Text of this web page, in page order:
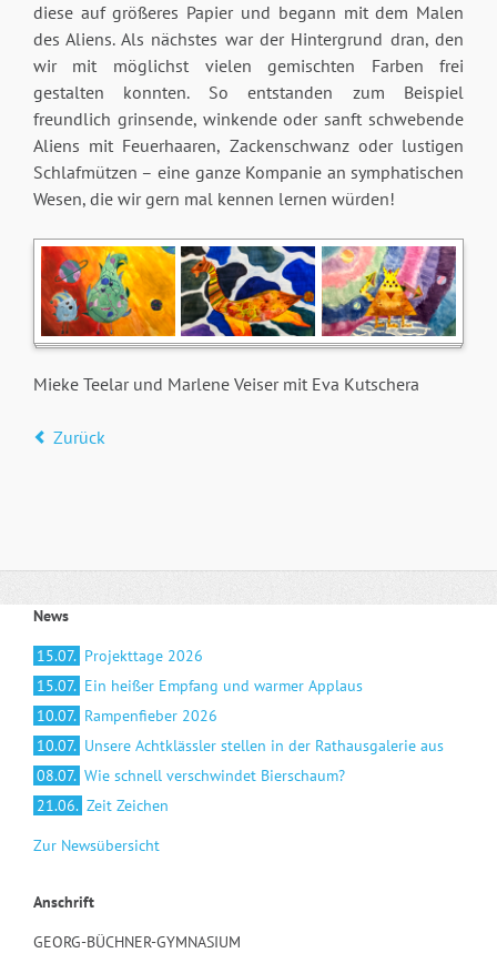
diese auf größeres Papier und begann mit dem Malen
des Aliens. Als nächstes war der Hintergrund dran, den
wir mit möglichst vielen gemischten Farben frei
gestalten konnten. So entstanden zum Beispiel
freundlich grinsende, winkende oder sanft schwebende
Aliens mit Feuerhaaren, Zackenschwanz oder lustigen
Schlafmützen – eine ganze Kompanie an symphatischen
Wesen, die wir gern mal kennen lernen würden!
Mieke Teelar und Marlene Veiser mit Eva Kutschera
Zurück
News
15.07. Projekttage 2026
15.07. Ein heißer Empfang und warmer Applaus
10.07. Rampenfieber 2026
10.07. Unsere Achtklässler stellen in der Rathausgalerie aus
08.07. Wie schnell verschwindet Bierschaum?
21.06. Zeit Zeichen
Zur Newsübersicht
Anschrift
GEORG-BÜCHNER-GYMNASIUM